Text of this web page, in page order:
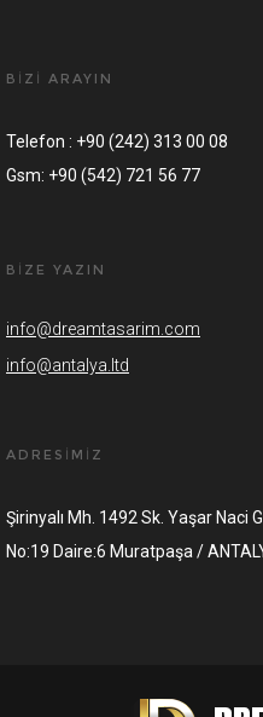
BİZİ ARAYIN
Telefon : +90 (242) 313 00 08
Gsm: +90 (542) 721 56 77
BİZE YAZIN
info@dreamtasarim.com
info@antalya.ltd
ADRESİMİZ
Şirinyalı Mh. 1492 Sk. Yaşar Naci
No:19 Daire:6 Muratpaşa /